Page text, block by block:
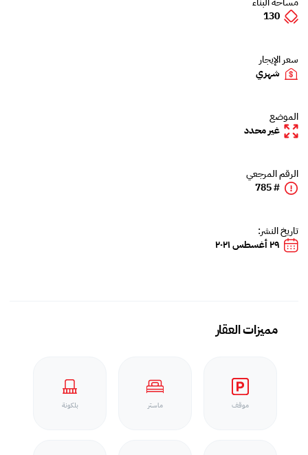
130
سعر الإيجار
شهري
الموضع
غير محدد
الرقم المرجعي
# 785
تاريخ النشر:
٢٩ أغسطس ٢٠٢١
مميزات العقار
موقف ماستر بلكونة